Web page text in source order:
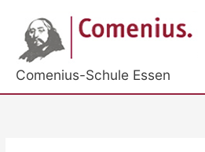
springen
Comenius-Schule Essen
2:00
3:00